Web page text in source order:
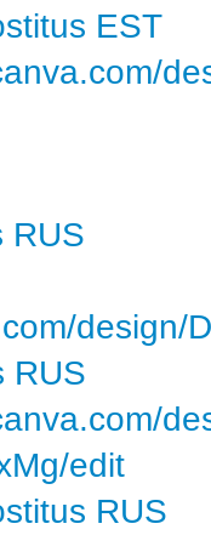
EST
RUS
design/
RUS
edit
RUS